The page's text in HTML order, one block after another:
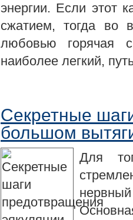
энергии. Если этот
сжатием, тогда во
любовью горячая
наиболее легкий,
Секретные
большом
Для